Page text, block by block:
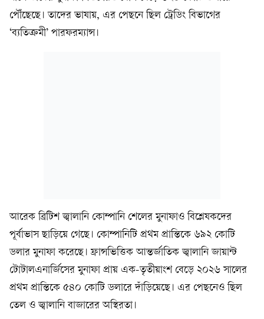
পৌঁছেছে। তাদের ভাষায়, এর পেছনে ছিল ট্রেডিং বিভাগের
‘ব্যতিক্রমী’ পারফরম্যান্স।
আরেক ব্রিটিশ জ্বালানি কোম্পানি শেলের মুনাফাও বিশ্লেষকদের
পূর্বাভাস ছাড়িয়ে গেছে। কোম্পানিটি প্রথম প্রান্তিকে ৬৯২ কোটি
ডলার মুনাফা করেছে। ফ্রান্সভিত্তিক আন্তর্জাতিক জ্বালানি জায়ান্ট
টোটালএনার্জিসের মুনাফা প্রায় এক-তৃতীয়াংশ বেড়ে ২০২৬ সালের
প্রথম প্রান্তিকে ৫৪০ কোটি ডলারে দাঁড়িয়েছে। এর পেছনেও ছিল
তেল ও জ্বালানি বাজারের অস্থিরতা।